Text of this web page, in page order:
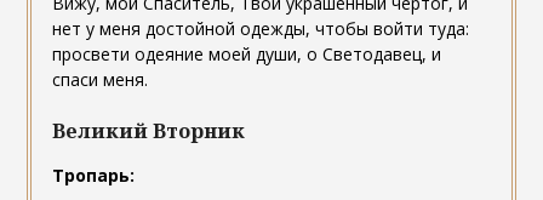
нет у меня достойной одежды, чтобы войти туда:
просвети одеяние моей души, о Светодавец, и
спаси меня.
Великий Вторник
Тропарь: